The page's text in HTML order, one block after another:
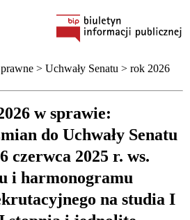
> Uchwały Senatu > rok 2026
w sprawie:
do Uchwały Senatu
czerwca 2025 r. ws.
i harmonogramu
na studia I